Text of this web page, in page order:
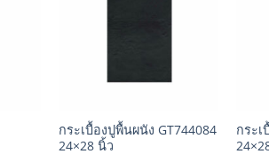
กระเบื้องปูพื้นผนัง GT744084
24×28 นิ้ว
กระเ